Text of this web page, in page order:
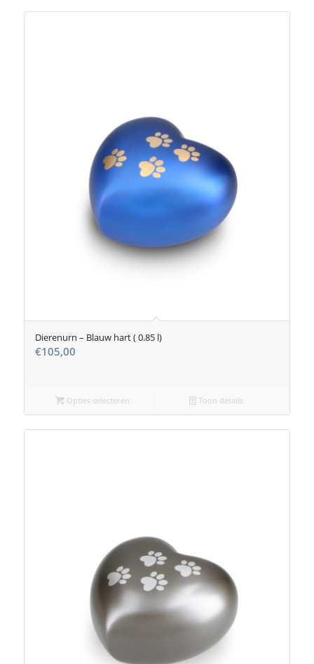
Dierenurn – Blauw hart ( 0.85 l)
€105,00
Opties selecteren Toon details